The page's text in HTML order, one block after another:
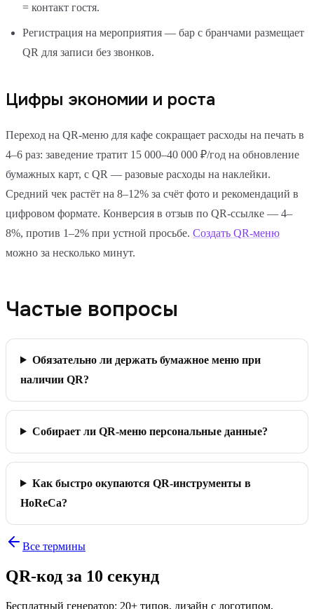
= контакт гостя.
Регистрация на мероприятия — бар с бранчами размещает
QR для записи без звонков.
Цифры экономии и роста
Переход на QR-меню для кафе сокращает расходы на печать в
4–6 раз: заведение тратит 15 000–40 000 ₽/год на обновление
бумажных карт, с QR — разовые расходы на наклейки.
Средний чек растёт на 8–12% за счёт фото и рекомендаций в
цифровом формате. Конверсия в отзыв по QR-ссылке — 4–
8%, против 1–2% при устной просьбе. Создать QR-меню
можно за несколько минут.
Частые вопросы
Обязательно ли держать бумажное меню при
наличии QR?
Собирает ли QR-меню персональные данные?
Как быстро окупаются QR-инструменты в
HoReCa?
Все термины
QR-код за 10 секунд
Бесплатный генератор: 20+ типов, дизайн с логотипом,